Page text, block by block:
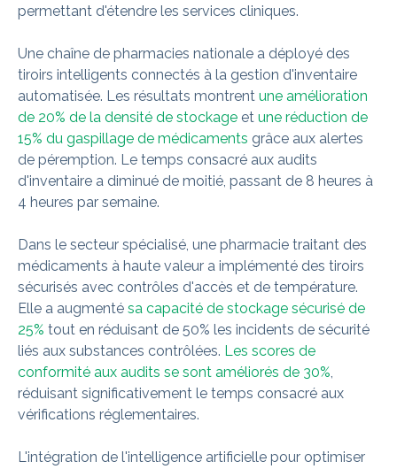
permettant d'étendre les services cliniques.
Une chaîne de pharmacies nationale a déployé des
tiroirs intelligents connectés à la gestion d'inventaire
automatisée. Les résultats montrent une amélioration
de 20% de la densité de stockage et une réduction de
15% du gaspillage de médicaments grâce aux alertes
de péremption. Le temps consacré aux audits
d'inventaire a diminué de moitié, passant de 8 heures à
4 heures par semaine.
Dans le secteur spécialisé, une pharmacie traitant des
médicaments à haute valeur a implémenté des tiroirs
sécurisés avec contrôles d'accès et de température.
Elle a augmenté sa capacité de stockage sécurisé de
25% tout en réduisant de 50% les incidents de sécurité
liés aux substances contrôlées. Les scores de
conformité aux audits se sont améliorés de 30%,
réduisant significativement le temps consacré aux
vérifications réglementaires.
L'intégration de l'intelligence artificielle pour optimiser